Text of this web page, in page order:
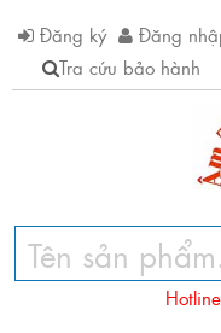
Đăng ký
Đăng
Tra cứu bảo hành